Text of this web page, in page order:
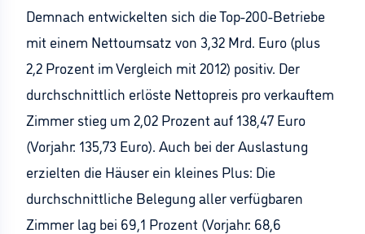
Demnach entwickelten sich die Top-200-Betriebe
mit einem Nettoumsatz von 3,32 Mrd. Euro (plus
2,2 Prozent im Vergleich mit 2012) positiv. Der
durchschnittlich erlöste Nettopreis pro verkauftem
Zimmer stieg um 2,02 Prozent auf 138,47 Euro
(Vorjahr: 135,73 Euro). Auch bei der Auslastung
erzielten die Häuser ein kleines Plus: Die
durchschnittliche Belegung aller verfügbaren
Zimmer lag bei 69,1 Prozent (Vorjahr: 68,6